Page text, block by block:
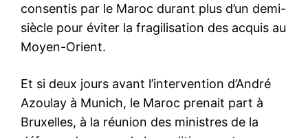
consentis par le Maroc durant plus d’un demi-
siècle pour éviter la fragilisation des acquis au
Moyen-Orient.
Et si deux jours avant l’intervention d’André
Azoulay à Munich, le Maroc prenait part à
Bruxelles, à la réunion des ministres de la